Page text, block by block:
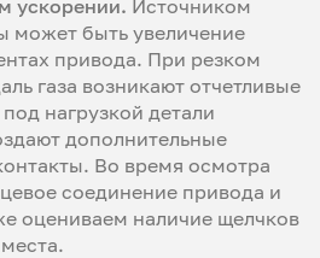
ускорении. Источником
может быть увеличение
привода. При резком
газа возникают отчетливые
нагрузкой детали
дополнительные
Во время осмотра
соединение привода и
оцениваем наличие щелчков